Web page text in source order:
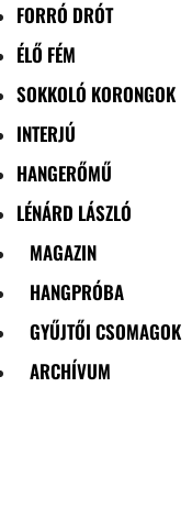
FORRÓ DRÓT
ÉLŐ FÉM
SOKKOLÓ KORONGOK
INTERJÚ
HANGERŐMŰ
LÉNÁRD LÁSZLÓ
MAGAZIN
HANGPRÓBA
GYŰJTŐI CSOMAGOK
ARCHÍVUM